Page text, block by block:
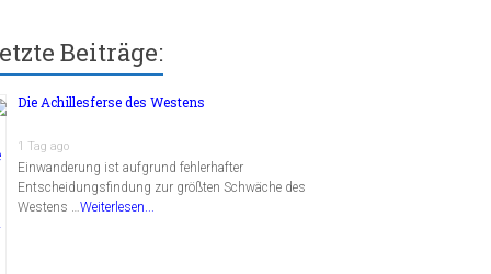
Beiträge:
Die Achillesferse des Westens
1 Tag ago
Einwanderung ist aufgrund fehlerhafter
Entscheidungsfindung zur größten Schwäche des
Westens …Weiterlesen...